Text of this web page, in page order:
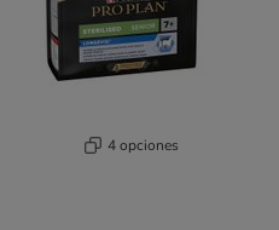
4 opciones